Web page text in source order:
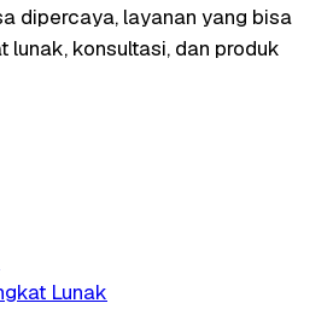
dipercaya, layanan yang bisa
lunak, konsultasi, dan produk
Lunak